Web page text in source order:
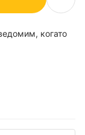
когато